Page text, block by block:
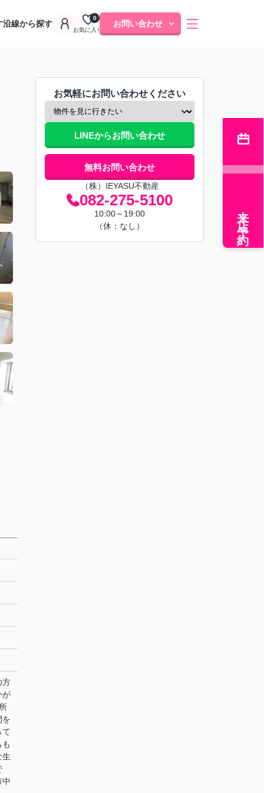
沿線から探す
お気に入り
0
お問い合わせ
方
が
を
て
生
中
お気軽にお問い合わせください
LINEからお問い合わせ
無料お問い合わせ
（株）IEYASU不動産
082-275-5100
10:00～19:00
（休：なし）
来店予約